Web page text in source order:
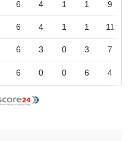
6 4 1 1 9
6 4 1 1 11
6 3 0 3 7
6 0 0 6 4